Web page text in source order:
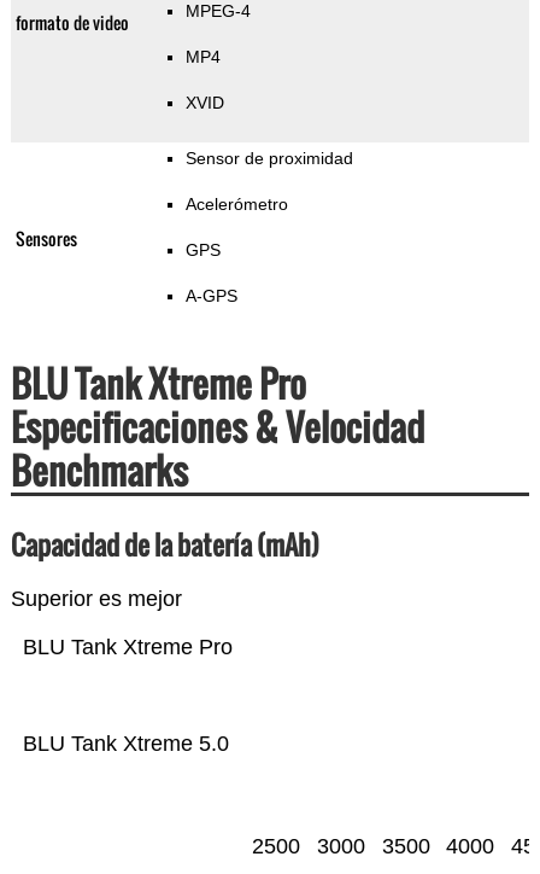
formato de video MPEG-4
MP4
XVID
Sensores
Sensor de proximidad
Acelerómetro
GPS
A-GPS
BLU Tank Xtreme Pro
Especificaciones & Velocidad
Benchmarks
Capacidad de la batería (mAh)
Superior es mejor
BLU Tank Xtreme 5.0
BLU Tank Xtreme Pro
2500 3000 3500 4000